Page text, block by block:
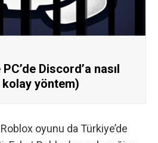
Discord’a nasıl
kolay yöntem)
Roblox oyunu da Türkiye’de